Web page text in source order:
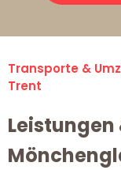
Transporte &
Trent
Leistungen